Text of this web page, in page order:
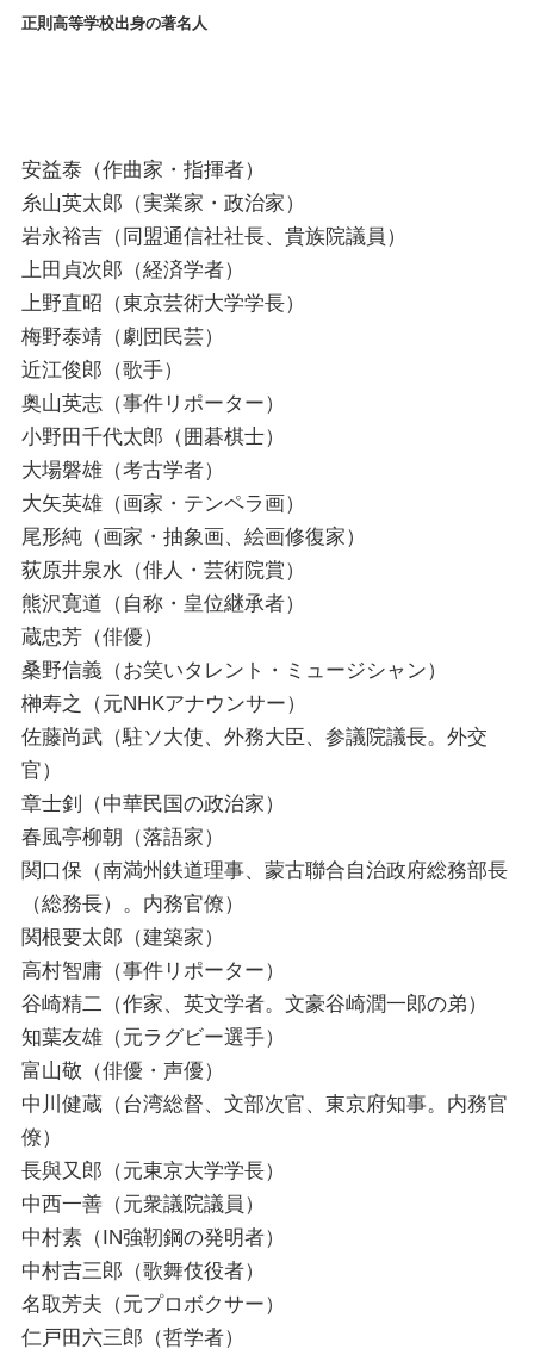
正則高等学校出身の著名人
安益泰（作曲家・指揮者）
糸山英太郎（実業家・政治家）
岩永裕吉（同盟通信社社長、貴族院議員）
上田貞次郎（経済学者）
上野直昭（東京芸術大学学長）
梅野泰靖（劇団民芸）
近江俊郎（歌手）
奥山英志（事件リポーター）
小野田千代太郎（囲碁棋士）
大場磐雄（考古学者）
大矢英雄（画家・テンペラ画）
尾形純（画家・抽象画、絵画修復家）
荻原井泉水（俳人・芸術院賞）
熊沢寛道（自称・皇位継承者）
蔵忠芳（俳優）
桑野信義（お笑いタレント・ミュージシャン）
榊寿之（元NHKアナウンサー）
佐藤尚武（駐ソ大使、外務大臣、参議院議長。外交
官）
章士釗（中華民国の政治家）
春風亭柳朝（落語家）
関口保（南満州鉄道理事、蒙古聯合自治政府総務部長
（総務長）。内務官僚）
関根要太郎（建築家）
高村智庸（事件リポーター）
谷崎精二（作家、英文学者。文豪谷崎潤一郎の弟）
知葉友雄（元ラグビー選手）
富山敬（俳優・声優）
中川健蔵（台湾総督、文部次官、東京府知事。内務官
僚）
長與又郎（元東京大学学長）
中西一善（元衆議院議員）
中村素（IN強靭鋼の発明者）
中村吉三郎（歌舞伎役者）
名取芳夫（元プロボクサー）
仁戸田六三郎（哲学者）